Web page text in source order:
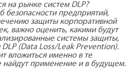
на рынке систем DLP?
безопасности предприятий,
защиты корпоративной
важно оценить, какими будут
системы защиты,
(Data Loss/Leak Prevention).
вложиться именно в те
найдут применение и в будущем.